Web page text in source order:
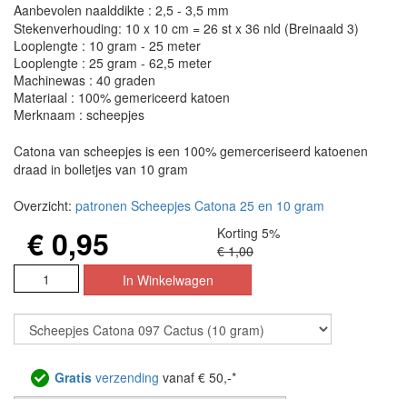
Aanbevolen naalddikte : 2,5 - 3,5 mm
Stekenverhouding: 10 x 10 cm = 26 st x 36 nld (Breinaald 3)
Looplengte : 10 gram - 25 meter
Looplengte : 25 gram - 62,5 meter
Machinewas : 40 graden
Materiaal : 100% gemericeerd katoen
Merknaam : scheepjes
Catona van scheepjes is een 100% gemerceriseerd katoenen
draad in bolletjes van 10 gram
Overzicht: patronen Scheepjes Catona 25 en 10 gram
€ 0,95
Korting 5%
€ 1,00
Gratis verzending vanaf € 50,-*